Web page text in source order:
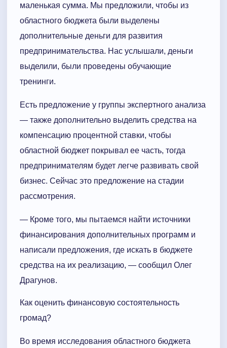
маленькая сумма. Мы предложили, чтобы из
областного бюджета были выделены
дополнительные деньги для развития
предпринимательства. Нас услышали, деньги
выделили, были проведены обучающие
тренинги.
Есть предложение у группы экспертного анализа
— также дополнительно выделить средства на
компенсацию процентной ставки, чтобы
областной бюджет покрывал ее часть, тогда
предпринимателям будет легче развивать свой
бизнес. Сейчас это предложение на стадии
рассмотрения.
— Кроме того, мы пытаемся найти источники
финансирования дополнительных программ и
написали предложения, где искать в бюджете
средства на их реализацию, — сообщил Олег
Драгунов.
Как оценить финансовую состоятельность
громад?
Во время исследования областного бюджета